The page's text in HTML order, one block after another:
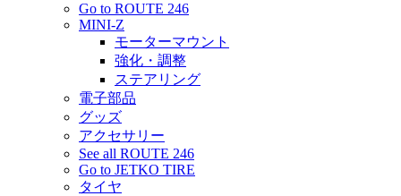
Go to ROUTE 246
MINI-Z
モーターマウント
強化・調整
ステアリング
電子部品
グッズ
アクセサリー
See all ROUTE 246
Go to JETKO TIRE
タイヤ